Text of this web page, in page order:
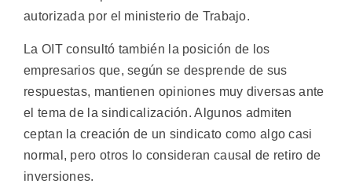
autorizada por el ministerio de Trabajo.
La OIT consultó también la posición de los
empresarios que, según se desprende de sus
respuestas, mantienen opiniones muy diversas ante
el tema de la sindicalización. Algunos admiten
ceptan la creación de un sindicato como algo casi
normal, pero otros lo consideran causal de retiro de
inversiones.